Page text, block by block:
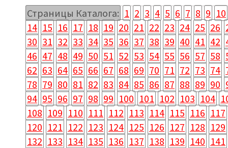
Страницы Каталога: 1 2 3 4 5 6 7 8 9 10
14 15 16 17 18 19 20 21 22 23 24 25 26
30 31 32 33 34 35 36 37 38 39 40 41 42
46 47 48 49 50 51 52 53 54 55 56 57 58
62 63 64 65 66 67 68 69 70 71 72 73 74
78 79 80 81 82 83 84 85 86 87 88 89 90
94 95 96 97 98 99 100 101 102 103 104
108 109 110 111 112 113 114 115 116 117
120 121 122 123 124 125 126 127 128 129
132 133 134 135 136 137 138 139 140 141